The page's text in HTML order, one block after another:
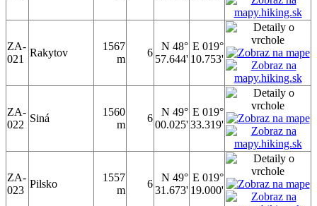
ZA-
021
Rakytov
1567
m
6
N 48°
57.644'
E 019°
10.753'
ZA-
022
Siná
1560
m
6
N 49°
00.025'
E 019°
33.319'
ZA-
023
Pilsko
1557
m
6
N 49°
31.673'
E 019°
19.000'